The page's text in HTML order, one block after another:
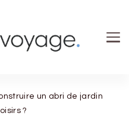
un abri de jardin
?